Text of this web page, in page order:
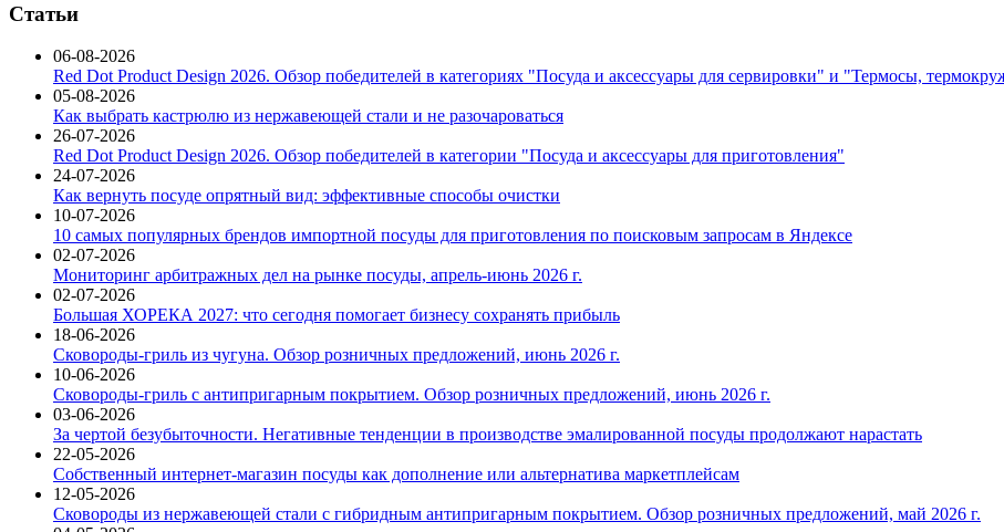
Статьи
06-08-2026
Red Dot Product Design 2026. Обзор победителей в категориях "Посуда и аксессуары для сервировки" и "Термосы,
05-08-2026
Как выбрать кастрюлю из нержавеющей стали и не разочароваться
26-07-2026
Red Dot Product Design 2026. Обзор победителей в категории "Посуда и аксессуары для приготовления"
24-07-2026
Как вернуть посуде опрятный вид: эффективные способы очистки
10-07-2026
10 самых популярных брендов импортной посуды для приготовления по поисковым запросам в Яндексе
02-07-2026
Мониторинг арбитражных дел на рынке посуды, апрель-июнь 2026 г.
02-07-2026
Большая ХОРЕКА 2027: что сегодня помогает бизнесу сохранять прибыль
18-06-2026
Сковороды-гриль из чугуна. Обзор розничных предложений, июнь 2026 г.
10-06-2026
Сковороды-гриль с антипригарным покрытием. Обзор розничных предложений, июнь 2026 г.
03-06-2026
За чертой безубыточности. Негативные тенденции в производстве эмалированной посуды продолжают нарастать
22-05-2026
Собственный интернет-магазин посуды как дополнение или альтернатива маркетплейсам
12-05-2026
Сковороды из нержавеющей стали с гибридным антипригарным покрытием. Обзор розничных предложений, май 2026 г.